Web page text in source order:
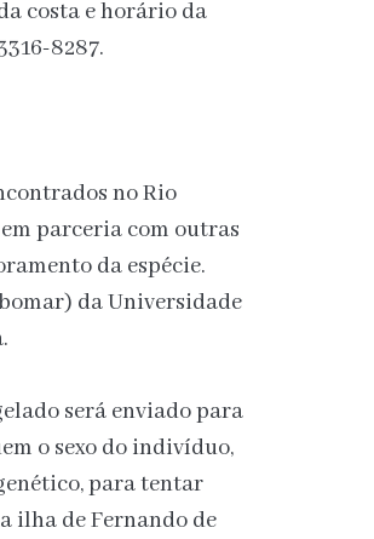
costa e horário da
8287.
no Rio
parceria com outras
da espécie.
da Universidade
será enviado para
o sexo do indivíduo,
para tentar
ilha de Fernando de